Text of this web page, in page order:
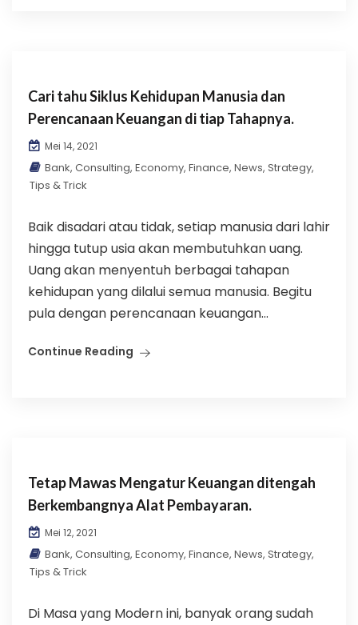
Cari tahu Siklus Kehidupan Manusia dan
Perencanaan Keuangan di tiap Tahapnya.
Mei 14, 2021
Bank, Consulting, Economy, Finance, News, Strategy,
Tips & Trick
Baik disadari atau tidak, setiap manusia dari lahir
hingga tutup usia akan membutuhkan uang.
Uang akan menyentuh berbagai tahapan
kehidupan yang dilalui semua manusia. Begitu
pula dengan perencanaan keuangan...
Continue Reading
Tetap Mawas Mengatur Keuangan ditengah
Berkembangnya Alat Pembayaran.
Mei 12, 2021
Bank, Consulting, Economy, Finance, News, Strategy,
Tips & Trick
Di Masa yang Modern ini, banyak orang sudah